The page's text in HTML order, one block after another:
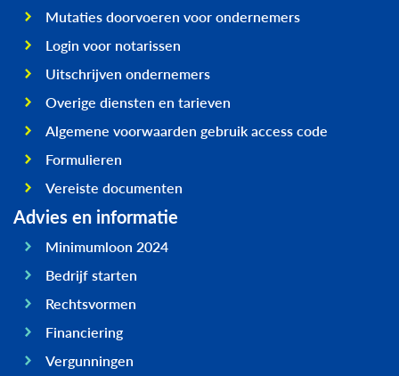
Mutaties doorvoeren voor ondernemers
Login voor notarissen
Uitschrijven ondernemers
Overige diensten en tarieven
Algemene voorwaarden gebruik access code
Formulieren
Vereiste documenten
Advies en informatie
Minimumloon 2024
Bedrijf starten
Rechtsvormen
Financiering
Vergunningen